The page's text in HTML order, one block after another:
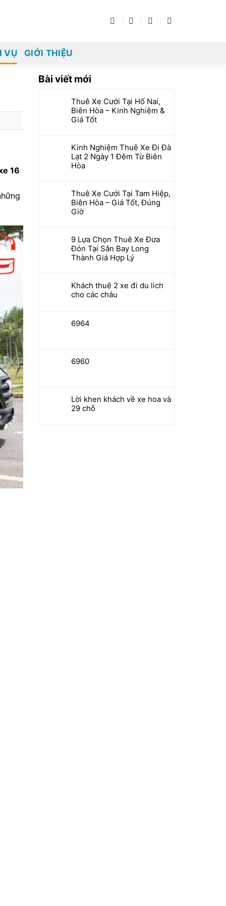
VỤ GIỚI THIỆU
16
Bài viết mới
Thuê Xe Cưới Tại Hố Nai,
Biên Hòa – Kinh Nghiệm &
Giá Tốt
Kinh Nghiệm Thuê Xe Đi Đà
Lạt 2 Ngày 1 Đêm Từ Biên
Hòa
Thuê Xe Cưới Tại Tam Hiệp,
Biên Hòa – Giá Tốt, Đúng
Giờ
9 Lựa Chọn Thuê Xe Đưa
Đón Tại Sân Bay Long
Thành Giá Hợp Lý
Khách thuê 2 xe đi du lich
cho các cháu
6964
6960
Lời khen khách về xe hoa và
29 chỗ